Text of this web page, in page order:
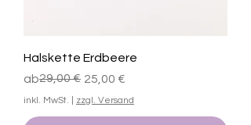
Halskette Erdbeere
ab
Standardpreis
29,00 € 25,00 €
Sale-Preis
inkl. MwSt. zzgl. Versand